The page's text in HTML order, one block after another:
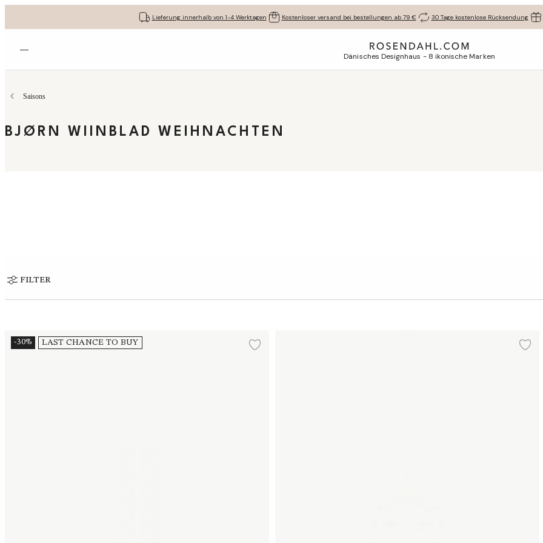
Lieferung innerhalb von 1-4 Werktagen Kostenloser versand bei bestellungen ab 79 € 30 Tage kostenlose Rücksendung
Menü öffnen Dänisches Designhaus - 8 ikonische Marken
Saisons
BJØRN WIINBLAD WEIHNACHTEN
FILTER
Kalenderkerze 2025 Ø5 cm
-30% LAST CHANCE TO BUY Zur Wunschliste hinzufügen